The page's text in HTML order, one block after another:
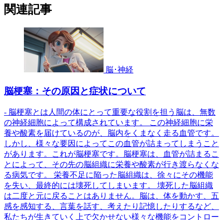
関連記事
脳･神経
脳梗塞：その原因と症状について
- 脳梗塞とは人間の体にとって重要な役割を担う脳は、無数
の神経細胞によって構成されています。 この神経細胞に栄
養や酸素を届けているのが、脳内をくまなく走る血管です。
しかし、様々な要因によってこの血管が詰まってしまうこと
があります。これが脳梗塞です。脳梗塞は、血管が詰まるこ
とによって、その先の脳組織に栄養や酸素が行き渡らなくな
る病気です。 栄養不足に陥った脳組織は、徐々にその機能
を失い、最終的には壊死してしまいます。 壊死した脳組織
は二度と元に戻ることはありません。脳は、体を動かす、五
感を感知する、言葉を話す、考えたり記憶したりするなど、
私たちが生きていく上で欠かせない様々な機能をコントロー